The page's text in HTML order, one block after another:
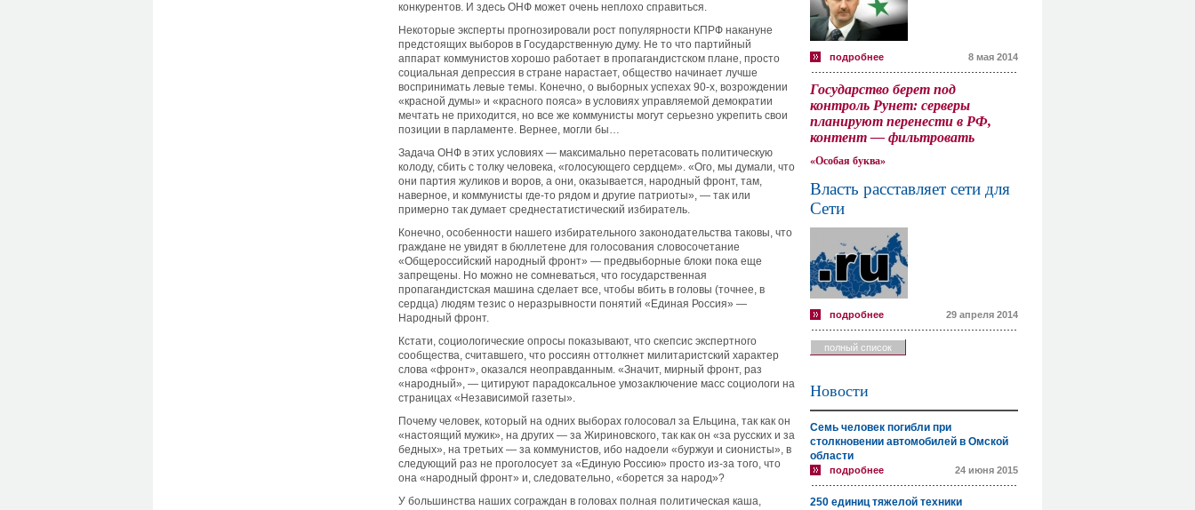
конкурентов. И здесь ОНФ может очень неплохо справиться.
Некоторые эксперты прогнозировали рост популярности КПРФ накануне
предстоящих выборов в Государственную думу. Не то что партийный
аппарат коммунистов хорошо работает в пропагандистском плане, просто
социальная депрессия в стране нарастает, общество начинает лучше
воспринимать левые темы. Конечно, о выборных успехах 90-х, возрождении
«красной думы» и «красного пояса» в условиях управляемой демократии
мечтать не приходится, но все же коммунисты могут серьезно укрепить свои
позиции в парламенте. Вернее, могли бы…
Задача ОНФ в этих условиях — максимально перетасовать политическую
колоду, сбить с толку человека, «голосующего сердцем». «Ого, мы думали, что
они партия жуликов и воров, а они, оказывается, народный фронт, там,
наверное, и коммунисты где-то рядом и другие патриоты», — так или
примерно так думает среднестатистический избиратель.
Конечно, особенности нашего избирательного законодательства таковы, что
граждане не увидят в бюллетене для голосования словосочетание
«Общероссийский народный фронт» — предвыборные блоки пока еще
запрещены. Но можно не сомневаться, что государственная
пропагандистская машина сделает все, чтобы вбить в головы (точнее, в
сердца) людям тезис о неразрывности понятий «Единая Россия» —
Народный фронт.
Кстати, социологические опросы показывают, что скепсис экспертного
сообщества, считавшего, что россиян оттолкнет милитаристский характер
слова «фронт», оказался неоправданным. «Значит, мирный фронт, раз
«народный», — цитируют парадоксальное умозаключение масс социологи на
страницах «Независимой газеты».
Почему человек, который на одних выборах голосовал за Ельцина, так как он
«настоящий мужик», на других — за Жириновского, так как он «за русских и за
бедных», на третьих — за коммунистов, ибо надоели «буржуи и сионисты», в
следующий раз не проголосует за «Единую Россию» просто из-за того, что
она «народный фронт» и, следовательно, «борется за народ»?
У большинства наших сограждан в головах полная политическая каша,
подробнее 8 мая 2014
Государство берет под
контроль Рунет: серверы
планируют перенести в РФ,
контент — фильтровать
«Особая буква»
Власть расставляет сети для
Сети
подробнее 29 апреля 2014
полный список
Новости
Семь человек погибли при
столкновении автомобилей в Омской
области
подробнее 24 июня 2015
250 единиц тяжелой техники